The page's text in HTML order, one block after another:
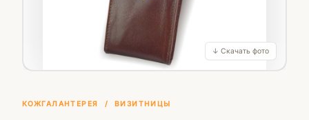
↓ Скачать фото
КОЖГАЛАНТЕРЕЯ / ВИЗИТНИЦЫ